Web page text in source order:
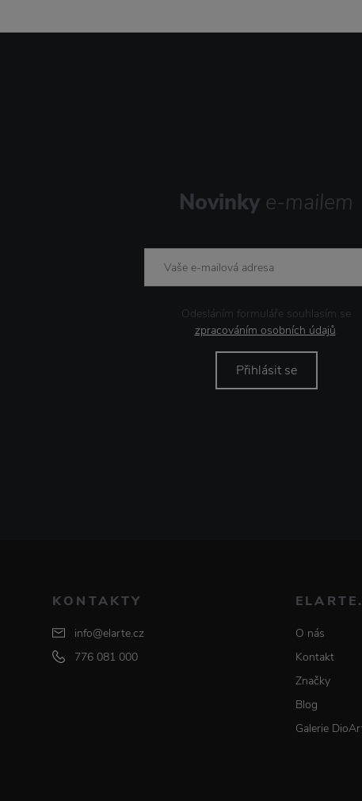
Novinky e-mailem
Odesláním formuláře souhlasím se
zpracováním osobních údajů.
Přihlásit se
KONTAKTY
info@elarte.cz
776 081 000
O nás
Kontakt
Značky
Blog
Galerie